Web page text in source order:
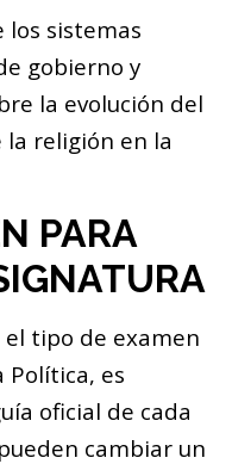
los sistemas
gobierno y
la evolución del
religión en la
PARA
tipo de examen
es
oficial de cada
cambiar un